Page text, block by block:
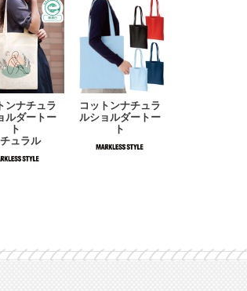
ンナチュラ
ルダートー
ト
ュラル
コットンナチュラ
ルショルダートー
ト